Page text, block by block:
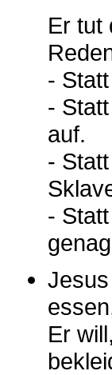
Er tut
-
-
auf.
-
-
Er